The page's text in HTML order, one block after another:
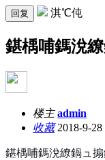
回复 淇℃伅
鍖楀哺鎷涗
楼主 admin
收藏2018-9-28
鍖楀哺鎷涗繚鍋ュ